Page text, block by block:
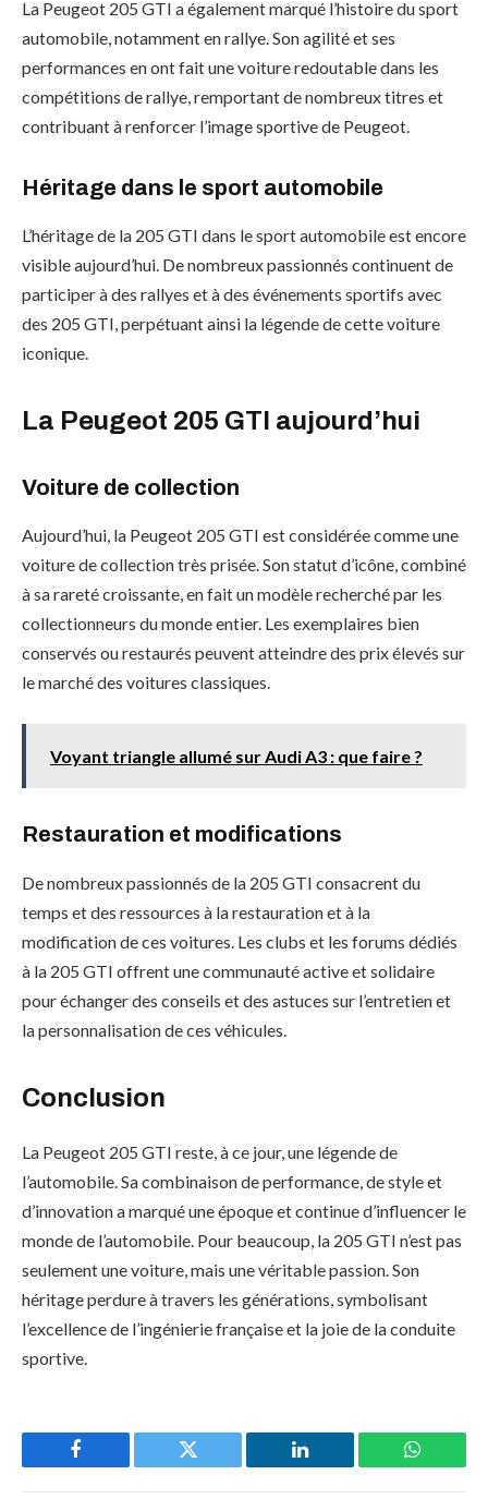
La Peugeot 205 GTI a également marqué l’histoire du sport
automobile, notamment en rallye. Son agilité et ses
performances en ont fait une voiture redoutable dans les
compétitions de rallye, remportant de nombreux titres et
contribuant à renforcer l’image sportive de Peugeot.
Héritage dans le sport automobile
L’héritage de la 205 GTI dans le sport automobile est encore
visible aujourd’hui. De nombreux passionnés continuent de
participer à des rallyes et à des événements sportifs avec
des 205 GTI, perpétuant ainsi la légende de cette voiture
iconique.
La Peugeot 205 GTI aujourd’hui
Voiture de collection
Aujourd’hui, la Peugeot 205 GTI est considérée comme une
voiture de collection très prisée. Son statut d’icône, combiné
à sa rareté croissante, en fait un modèle recherché par les
collectionneurs du monde entier. Les exemplaires bien
conservés ou restaurés peuvent atteindre des prix élevés sur
le marché des voitures classiques.
Voyant triangle allumé sur Audi A3 : que faire ?
Restauration et modifications
De nombreux passionnés de la 205 GTI consacrent du
temps et des ressources à la restauration et à la
modification de ces voitures. Les clubs et les forums dédiés
à la 205 GTI offrent une communauté active et solidaire
pour échanger des conseils et des astuces sur l’entretien et
la personnalisation de ces véhicules.
Conclusion
La Peugeot 205 GTI reste, à ce jour, une légende de
l’automobile. Sa combinaison de performance, de style et
d’innovation a marqué une époque et continue d’influencer le
monde de l’automobile. Pour beaucoup, la 205 GTI n’est pas
seulement une voiture, mais une véritable passion. Son
héritage perdure à travers les générations, symbolisant
l’excellence de l’ingénierie française et la joie de la conduite
sportive.
Facebook Twitter LinkedIn